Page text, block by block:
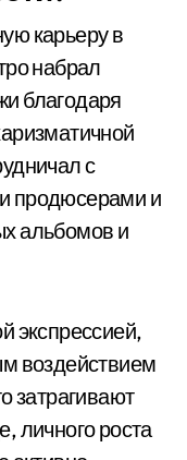
карьеру в
набрал
благодаря
с
продюсерами и
альбомов и
экспрессией,
воздействием
затрагивают
личного роста